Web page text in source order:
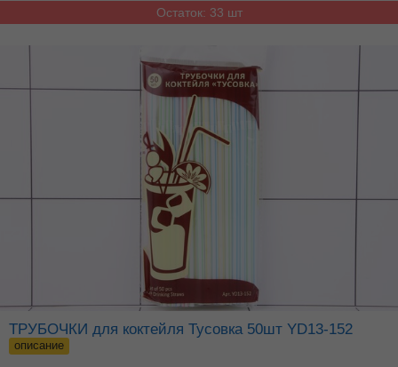
Остаток: 33 шт
ТРУБОЧКИ для коктейля Тусовка 50шт YD13-152
описание